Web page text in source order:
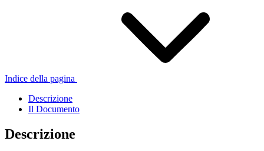
Indice della pagina
Descrizione
Il Documento
Descrizione